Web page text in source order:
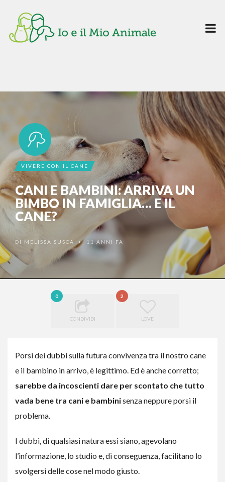
VIVERE CON IL CANE
CANI E BAMBINI: ARRIVA UN
BIMBO IN FAMIGLIA… E IL
CANE?
DI MELISSA SUSCA • 11 ANNI FA
0
CONDIVIDI
2
LOVE
Porsi dei dubbi sulla futura convivenza tra il nostro cane
e il bambino in arrivo, è legittimo. Ed è anche corretto;
sarebbe da incoscienti dare per scontato che tutto
vada bene tra cani e bambinisenza neppure porsi il
problema.
I dubbi, di qualsiasi natura essi siano, agevolano
l’informazione, lo studio e, di conseguenza, facilitano lo
svolgersi delle cose nel modo giusto.